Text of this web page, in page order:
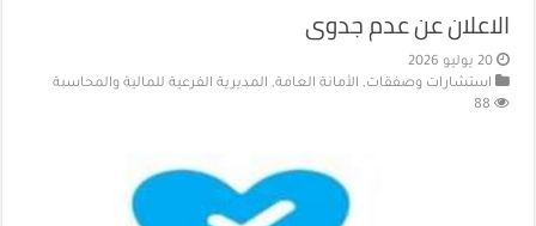
الاعلان عن عدم جدوى
20 يوليو 2026
استشارات وصفقات, الأمانة العامة, المديرية الفرعية للمالية والمحاسبة
88